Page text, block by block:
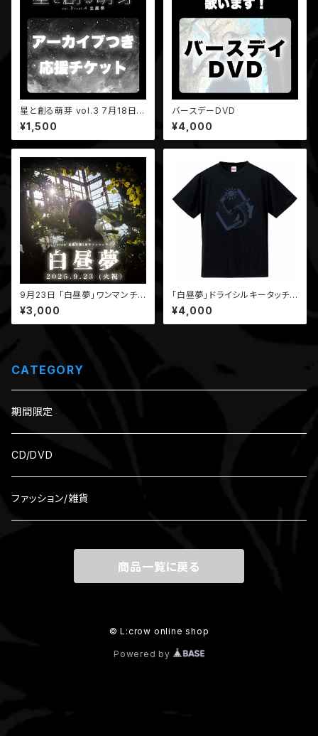
星と創る萌芽 vol.3 7月18日
「アーカイブ付き応援チケット」
¥1,500
バースデーDVD
¥4,000
9月23日 「白昼夢」ワンマンチケ
ット
¥3,000
「白昼夢」ドライシルキータッチT
シャツ（黒）/受注生産分
¥4,000
CATEGORY
期間限定
CD/DVD
ファッション/雑貨
商品一覧に戻る
© L:crow online shop
Powered by